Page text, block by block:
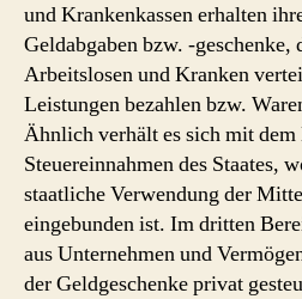
und Krankenkassen erhalten
Geldabgaben bzw. -geschenke,
Arbeitslosen und Kranken
Leistungen bezahlen bzw.
Ähnlich verhält es sich mit dem
Steuereinnahmen des Staates,
staatliche Verwendung der
eingebunden ist. Im dritten
aus Unternehmen und
der Geldgeschenke privat